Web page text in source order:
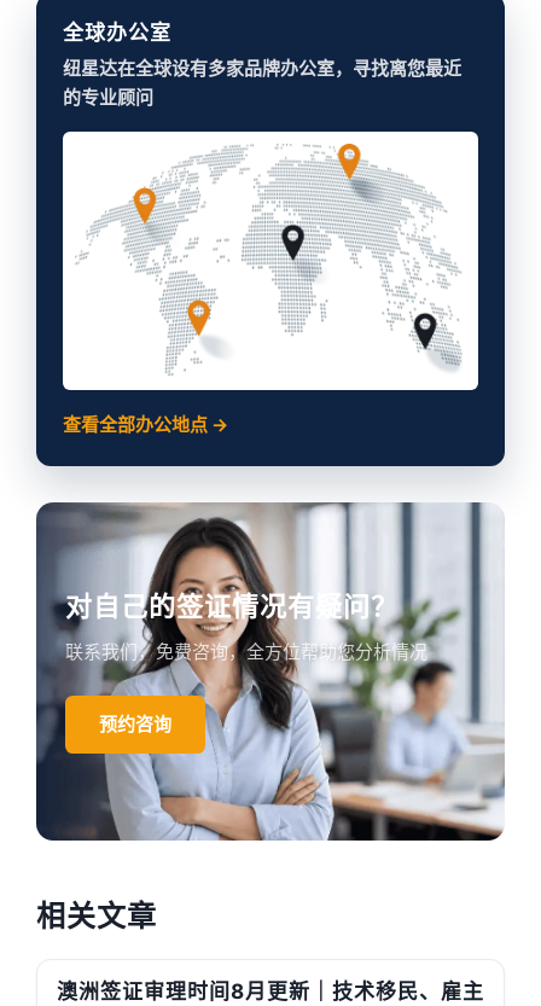
全球办公室
纽星达在全球设有多家品牌办公室，寻找离您最近
的专业顾问
查看全部办公地点 →
对自己的签证情况有疑问？
联系我们，免费咨询，全方位帮助您分析情况
预约咨询
相关文章
澳洲签证审理时间8月更新｜技术移民、雇主